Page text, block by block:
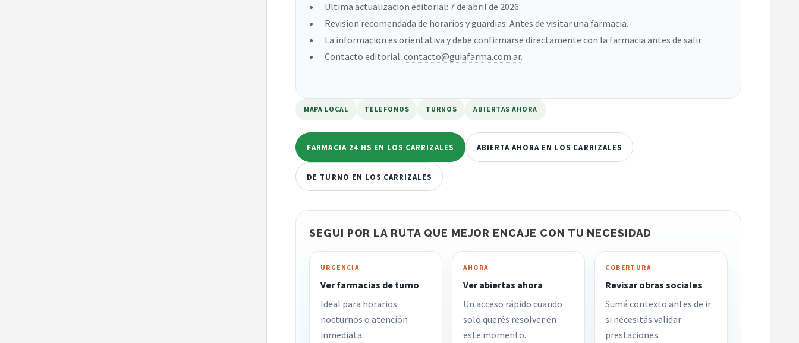
Ultima actualizacion editorial: 7 de abril de 2026.
Revision recomendada de horarios y guardias: Antes de visitar una farmacia.
La informacion es orientativa y debe confirmarse directamente con la farmacia antes de salir.
Contacto editorial: contacto@guiafarma.com.ar.
MAPA LOCAL TELEFONOS TURNOS ABIERTAS AHORA
FARMACIA 24 HS EN LOS CARRIZALES ABIERTA AHORA EN LOS CARRIZALES
DE TURNO EN LOS CARRIZALES
SEGUI POR LA RUTA QUE MEJOR ENCAJE CON TU NECESIDAD
URGENCIA
Ver farmacias de turno
Ideal para horarios
nocturnos o atención
inmediata.
AHORA
Ver abiertas ahora
Un acceso rápido cuando
solo querés resolver en
este momento.
COBERTURA
Revisar obras sociales
Sumá contexto antes de ir
si necesitás validar
prestaciones.